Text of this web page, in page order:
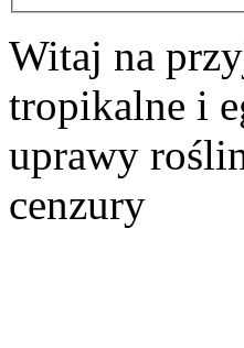
Witaj na
tropikalne i
uprawy
cenzury